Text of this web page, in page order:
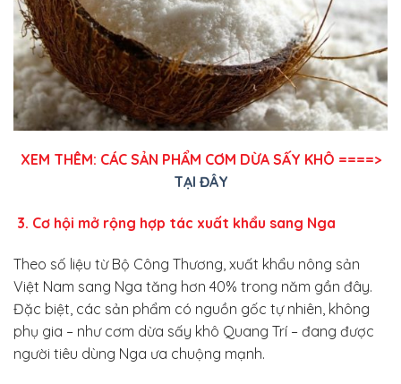
XEM THÊM: CÁC SẢN PHẨM CƠM DỪA SẤY KHÔ ====>
TẠI ĐÂY
3. Cơ hội mở rộng hợp tác xuất khẩu sang Nga
Theo số liệu từ Bộ Công Thương, xuất khẩu nông sản
Việt Nam sang Nga tăng hơn 40% trong năm gần đây.
Đặc biệt, các sản phẩm có nguồn gốc tự nhiên, không
phụ gia – như cơm dừa sấy khô Quang Trí – đang được
người tiêu dùng Nga ưa chuộng mạnh.